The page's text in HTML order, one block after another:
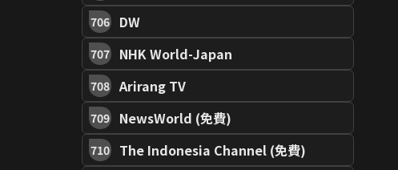
706 DW
707 NHK World-Japan
708 Arirang TV
709 NewsWorld (免費)
710 The Indonesia Channel (免費)